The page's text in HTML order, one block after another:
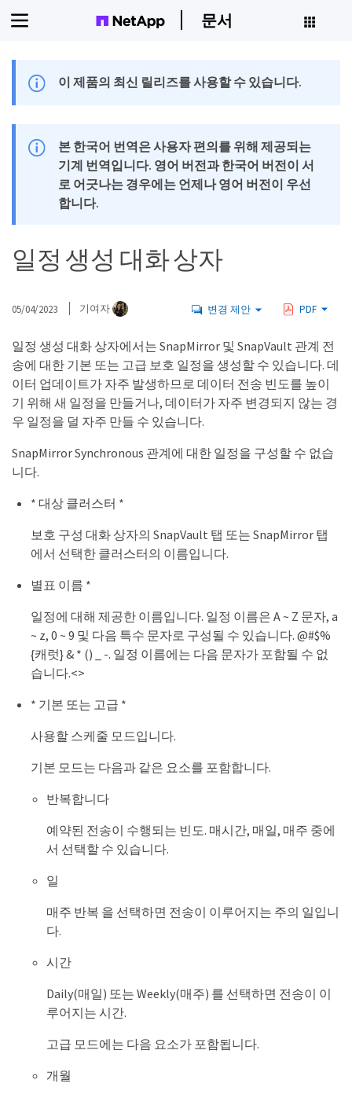
문서
이 제품의 최신 릴리즈를 사용할 수 있습니다.
본 한국어 번역은 사용자 편의를 위해 제공되는
기계 번역입니다. 영어 버전과 한국어 버전이 서
로 어긋나는 경우에는 언제나 영어 버전이 우선
합니다.
일정 생성 대화 상자
05/04/2023 기여자 변경 제안 PDF
일정 생성 대화 상자에서는 SnapMirror 및 SnapVault 관계 전
송에 대한 기본 또는 고급 보호 일정을 생성할 수 있습니다. 데
이터 업데이트가 자주 발생하므로 데이터 전송 빈도를 높이
기 위해 새 일정을 만들거나, 데이터가 자주 변경되지 않는 경
우 일정을 덜 자주 만들 수 있습니다.
SnapMirror Synchronous 관계에 대한 일정을 구성할 수 없습
니다.
* 대상 클러스터 *
보호 구성 대화 상자의 SnapVault 탭 또는 SnapMirror 탭
에서 선택한 클러스터의 이름입니다.
별표 이름 *
일정에 대해 제공한 이름입니다. 일정 이름은 A ~ Z 문자, a
~ z, 0 ~ 9 및 다음 특수 문자로 구성될 수 있습니다. @#$%
{캐럿} & * () _ -. 일정 이름에는 다음 문자가 포함될 수 없
습니다.<>
* 기본 또는 고급 *
사용할 스케줄 모드입니다.
기본 모드는 다음과 같은 요소를 포함합니다.
반복합니다
예약된 전송이 수행되는 빈도. 매시간, 매일, 매주 중에
서 선택할 수 있습니다.
일
매주 반복 을 선택하면 전송이 이루어지는 주의 일입니
다.
시간
Daily(매일) 또는 Weekly(매주) 를 선택하면 전송이 이
루어지는 시간.
고급 모드에는 다음 요소가 포함됩니다.
개월